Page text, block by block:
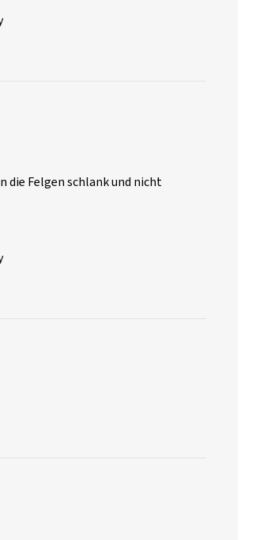
die Felgen schlank und nicht